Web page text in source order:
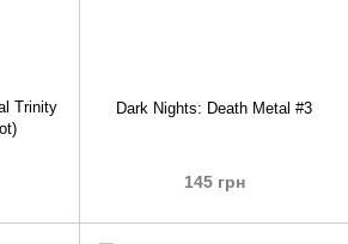
Trinity
Dark Nights: Death Metal #3
145 грн